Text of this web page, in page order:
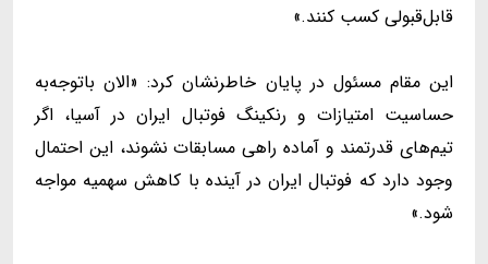
قابل‌قبولی کسب کنند.»
این مقام مسئول در پایان خاطرنشان کرد: «الان باتوجه‌به
حساسیت امتیازات و رنکینگ فوتبال ایران در آسیا، اگر
تیم‌های قدرتمند و آماده راهی مسابقات نشوند، این احتمال
وجود دارد که فوتبال ایران در آینده با کاهش سهمیه مواجه
شود.»